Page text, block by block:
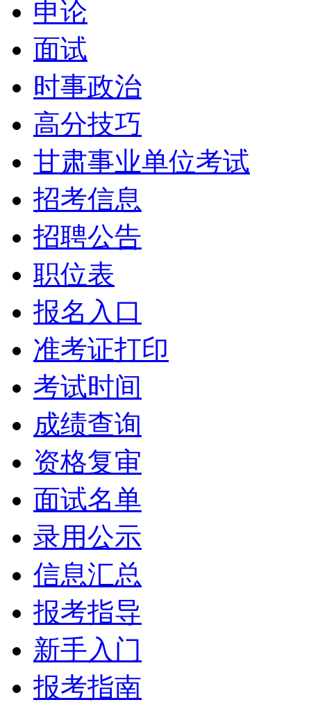
申论
面试
时事政治
高分技巧
甘肃事业单位考试
招考信息
招聘公告
职位表
报名入口
准考证打印
考试时间
成绩查询
资格复审
面试名单
录用公示
信息汇总
报考指导
新手入门
报考指南